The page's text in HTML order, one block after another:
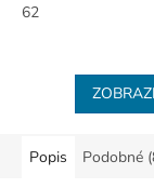
62
Popis Podobné